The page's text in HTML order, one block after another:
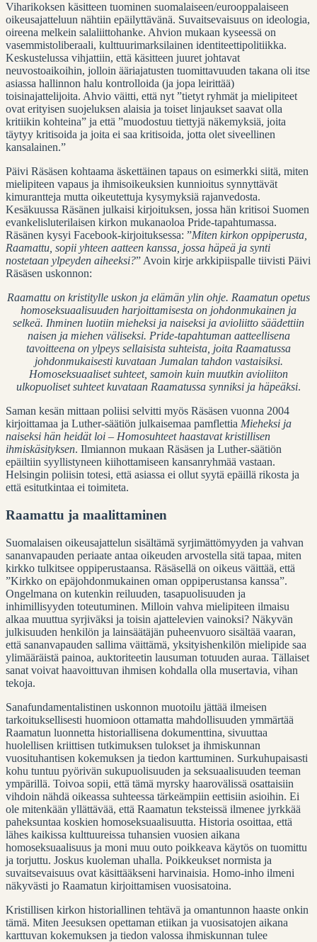
Viharikoksen käsitteen tuominen suomalaiseen/eurooppalaiseen
oikeusajatteluun nähtiin epäilyttävänä. Suvaitsevaisuus on ideologia,
oireena melkein salaliittohanke. Ahvion mukaan kyseessä on
vasemmistoliberaali, kulttuurimarksilainen identiteettipolitiikka.
Keskustelussa vihjattiin, että käsitteen juuret johtavat
neuvostoaikoihin, jolloin ääriajatusten tuomittavuuden takana oli itse
asiassa hallinnon halu kontrolloida (ja jopa leirittää)
toisinajattelijoita. Ahvio väitti, että nyt ”tietyt ryhmät ja mielipiteet
ovat erityisen suojeluksen alaisia ja toiset linjaukset saavat olla
kritiikin kohteina” ja että ”muodostuu tiettyjä näkemyksiä, joita
täytyy kritisoida ja joita ei saa kritisoida, jotta olet siveellinen
kansalainen.”
Päivi Räsäsen kohtaama äskettäinen tapaus on esimerkki siitä, miten
mielipiteen vapaus ja ihmisoikeuksien kunnioitus synnyttävät
kimurantteja mutta oikeutettuja kysymyksiä rajanvedosta.
Kesäkuussa Räsänen julkaisi kirjoituksen, jossa hän kritisoi Suomen
evankelisluterilaisen kirkon mukanaoloa Pride-tapahtumassa.
Räsänen kysyi Facebook-kirjoituksessa: ”Miten kirkon oppiperusta,
Raamattu, sopii yhteen aatteen kanssa, jossa häpeä ja synti
nostetaan ylpeyden aiheeksi?” Avoin kirje arkkipiispalle tiivisti Päivi
Räsäsen uskonnon:
Raamattu on kristitylle uskon ja elämän ylin ohje. Raamatun opetus
homoseksuaalisuuden harjoittamisesta on johdonmukainen ja
selkeä. Ihminen luotiin mieheksi ja naiseksi ja avioliitto säädettiin
naisen ja miehen väliseksi. Pride-tapahtuman aatteellisena
tavoitteena on ylpeys sellaisista suhteista, joita Raamatussa
johdonmukaisesti kuvataan Jumalan tahdon vastaisiksi.
Homoseksuaaliset suhteet, samoin kuin muutkin avioliiton
ulkopuoliset suhteet kuvataan Raamatussa synniksi ja häpeäksi.
Saman kesän mittaan poliisi selvitti myös Räsäsen vuonna 2004
kirjoittamaa ja Luther-säätiön julkaisemaa pamflettia Mieheksi ja
naiseksi hän heidät loi – Homosuhteet haastavat kristillisen
ihmiskäsityksen. Ilmiannon mukaan Räsäsen ja Luther-säätiön
epäiltiin syyllistyneen kiihottamiseen kansanryhmää vastaan.
Helsingin poliisin totesi, että asiassa ei ollut syytä epäillä rikosta ja
että esitutkintaa ei toimiteta.
Raamattu ja maalittaminen
Suomalaisen oikeusajattelun sisältämä syrjimättömyyden ja vahvan
sananvapauden periaate antaa oikeuden arvostella sitä tapaa, miten
kirkko tulkitsee oppiperustaansa. Räsäsellä on oikeus väittää, että
”Kirkko on epäjohdonmukainen oman oppiperustansa kanssa”.
Ongelmana on kutenkin reiluuden, tasapuolisuuden ja
inhimillisyyden toteutuminen. Milloin vahva mielipiteen ilmaisu
alkaa muuttua syrjiväksi ja toisin ajattelevien vainoksi? Näkyvän
julkisuuden henkilön ja lainsäätäjän puheenvuoro sisältää vaaran,
että sananvapauden sallima väittämä, yksityishenkilön mielipide saa
ylimääräistä painoa, auktoriteetin lausuman totuuden auraa. Tällaiset
sanat voivat haavoittuvan ihmisen kohdalla olla musertavia, vihan
tekoja.
Sanafundamentalistinen uskonnon muotoilu jättää ilmeisen
tarkoituksellisesti huomioon ottamatta mahdollisuuden ymmärtää
Raamatun luonnetta historiallisena dokumenttina, sivuuttaa
huolellisen kriittisen tutkimuksen tulokset ja ihmiskunnan
vuosituhantisen kokemuksen ja tiedon karttuminen. Surkuhupaisasti
kohu tuntuu pyörivän sukupuolisuuden ja seksuaalisuuden teeman
ympärillä. Toivoa sopii, että tämä myrsky haarovälissä osattaisiin
vihdoin nähdä oikeassa suhteessa tärkeämpiin eettisiin asioihin. Ei
ole mitenkään yllättävää, että Raamatun teksteissä ilmenee jyrkkää
paheksuntaa koskien homoseksuaalisuutta. Historia osoittaa, että
lähes kaikissa kulttuureissa tuhansien vuosien aikana
homoseksuaalisuus ja moni muu outo poikkeava käytös on tuomittu
ja torjuttu. Joskus kuoleman uhalla. Poikkeukset normista ja
suvaitsevaisuus ovat käsittääkseni harvinaisia. Homo-inho ilmeni
näkyvästi jo Raamatun kirjoittamisen vuosisatoina.
Kristillisen kirkon historiallinen tehtävä ja omantunnon haaste onkin
tämä. Miten Jeesuksen opettaman etiikan ja vuosisatojen aikana
karttuvan kokemuksen ja tiedon valossa ihmiskunnan tulee